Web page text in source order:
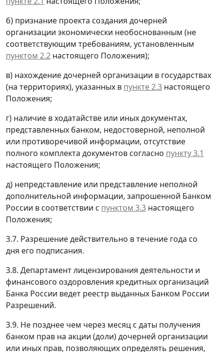
б) признание проекта создания дочерней
организации экономически необоснованным (не
соответствующим требованиям, установленным
пунктом 2.2 настоящего Положения);
в) нахождение дочерней организации в государствах
(на территориях), указанных в пункте 2.3 настоящего
Положения;
г) наличие в ходатайстве или иных документах,
представленных банком, недостоверной, неполной
или противоречивой информации, отсутствие
полного комплекта документов согласно пункту 3.1
настоящего Положения;
д) непредставление или представление неполной
дополнительной информации, запрошенной Банком
России в соответствии с пунктом 3.3 настоящего
Положения;
3.7. Разрешение действительно в течение года со
дня его подписания.
3.8. Департамент лицензирования деятельности и
финансового оздоровления кредитных организаций
Банка России ведет реестр выданных Банком России
Разрешений.
3.9. Не позднее чем через месяц с даты получения
банком прав на акции (доли) дочерней организации
или иных прав, позволяющих определять решения,